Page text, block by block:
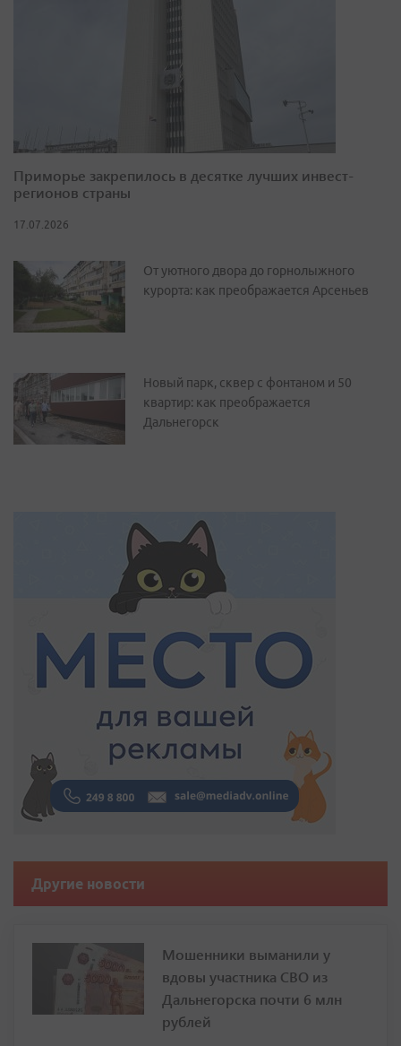
Приморье закрепилось в десятке лучших инвест-
регионов страны
17.07.2026
От уютного двора до горнолыжного
курорта: как преображается Арсеньев
Новый парк, сквер с фонтаном и 50
квартир: как преображается
Дальнегорск
Другие новости
Мошенники выманили у
вдовы участника СВО из
Дальнегорска почти 6 млн
рублей